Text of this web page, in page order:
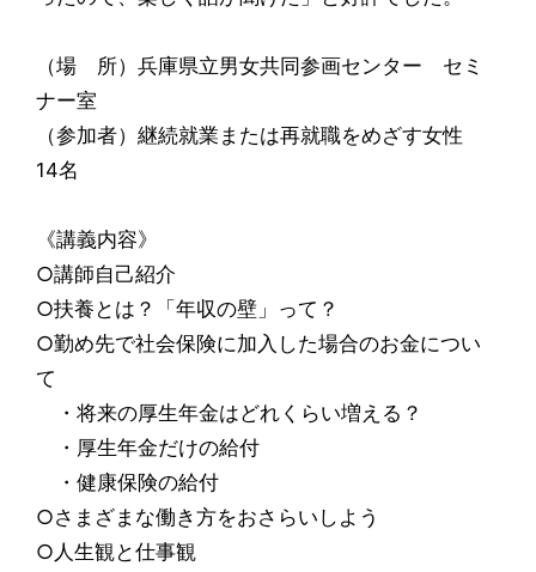
（場 所）兵庫県立男女共同参画センター セミ
ナー室
（参加者）継続就業または再就職をめざす女性
14名
《講義内容》
○講師自己紹介
○扶養とは？「年収の壁」って？
○勤め先で社会保険に加入した場合のお金につい
て
・将来の厚生年金はどれくらい増える？
・厚生年金だけの給付
・健康保険の給付
○さまざまな働き方をおさらいしよう
○人生観と仕事観